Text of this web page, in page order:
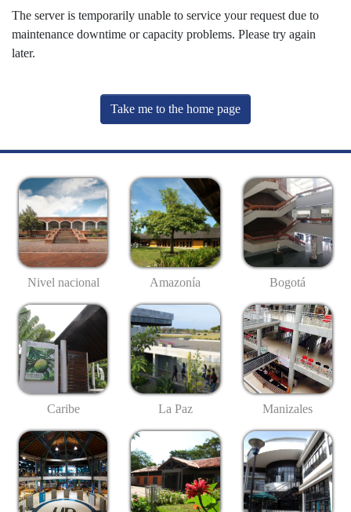
The server is temporarily unable to service your request due to
maintenance downtime or capacity problems. Please try again
later.
Take me to the home page
Nivel nacional Amazonía Bogotá
Caribe La Paz Manizales